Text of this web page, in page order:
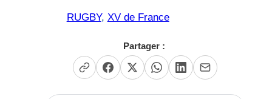
RUGBY, XV de France
Partager :